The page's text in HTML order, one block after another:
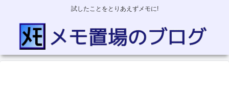
試したことをとりあえずメモに!